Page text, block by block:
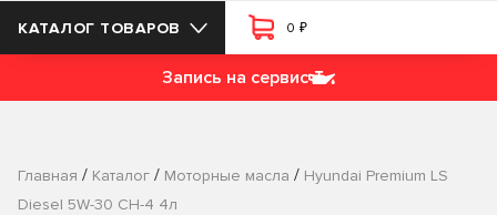
КАТАЛОГ ТОВАРОВ 0 ₽
Запись на сервис
Главная / Каталог / Моторные масла / Hyundai Premium LS
Diesel 5W-30 CH-4 4л